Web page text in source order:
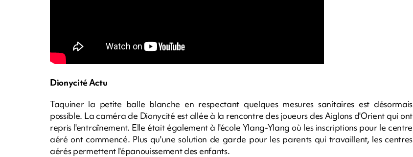
Dionycité Actu
Taquiner la petite balle blanche en respectant quelques mesures sanitaires est désormais
possible. La caméra de Dionycité est allée à la rencontre des joueurs des Aiglons d'Orient qui ont
repris l'entraînement. Elle était également à l'école Ylang-Ylang où les inscriptions pour le centre
aéré ont commencé. Plus qu'une solution de garde pour les parents qui travaillent, les centres
aérés permettent l'épanouissement des enfants.